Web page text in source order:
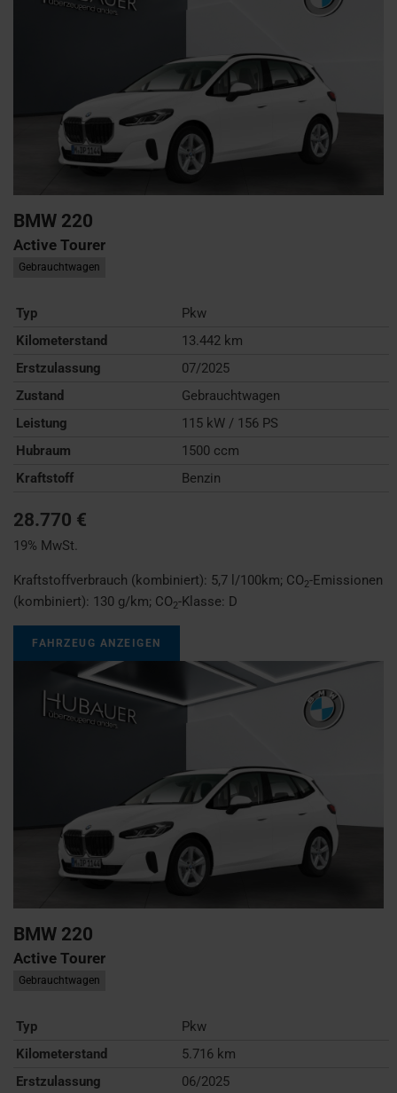
BMW 220
Active Tourer
Gebrauchtwagen
Typ
Pkw
Kilometerstand
13.442 km
Erstzulassung
07/2025
Zustand
Gebrauchtwagen
Leistung
115 kW / 156 PS
Hubraum
1500 ccm
Kraftstoff
Benzin
28.770 €
19% MwSt.
Kraftstoffverbrauch (kombiniert): 5,7 l/100km; CO2-Emissionen
(kombiniert): 130 g/km; CO2-Klasse: D
FAHRZEUG ANZEIGEN
BMW 220
Active Tourer
Gebrauchtwagen
Typ
Pkw
Kilometerstand
5.716 km
Erstzulassung
06/2025